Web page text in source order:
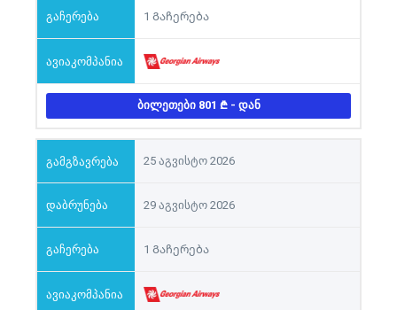
1 Გაჩერება
ᲑᲘᲚᲔᲗᲔᲑᲘ 801 - ᲓᲐᲜ
25 აგვისტო 2026
29 აგვისტო 2026
1 Გაჩერება